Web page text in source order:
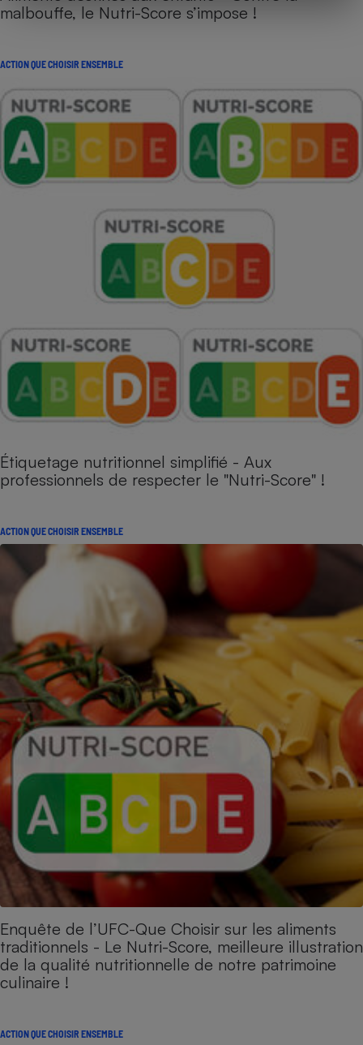
malbouffe, le Nutri-Score s’impose !
ACTION QUE CHOISIR ENSEMBLE
Étiquetage nutritionnel simplifié - Aux
professionnels de respecter le "Nutri-Score" !
ACTION QUE CHOISIR ENSEMBLE
Enquête de l’UFC-Que Choisir sur les aliments
traditionnels - Le Nutri-Score, meilleure illustration
de la qualité nutritionnelle de notre patrimoine
culinaire !
ACTION QUE CHOISIR ENSEMBLE